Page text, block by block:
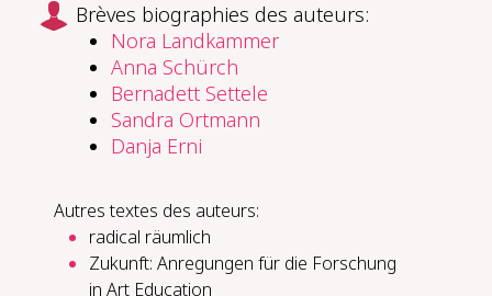
Brèves biographies des auteurs:
Nora Landkammer
Anna Schürch
Bernadett Settele
Sandra Ortmann
Danja Erni
Autres textes des auteurs:
radical räumlich
Zukunft: Anregungen für die Forschung
in Art Education